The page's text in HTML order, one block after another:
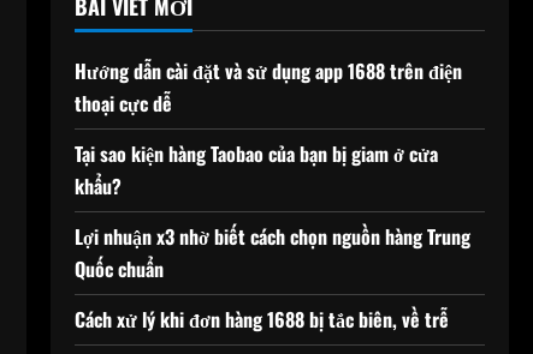
BÀI VIẾT MỚI
Hướng dẫn cài đặt và sử dụng app 1688 trên điện
thoại cực dễ
Tại sao kiện hàng Taobao của bạn bị giam ở cửa
khẩu?
Lợi nhuận x3 nhờ biết cách chọn nguồn hàng Trung
Quốc chuẩn
Cách xử lý khi đơn hàng 1688 bị tắc biên, về trễ